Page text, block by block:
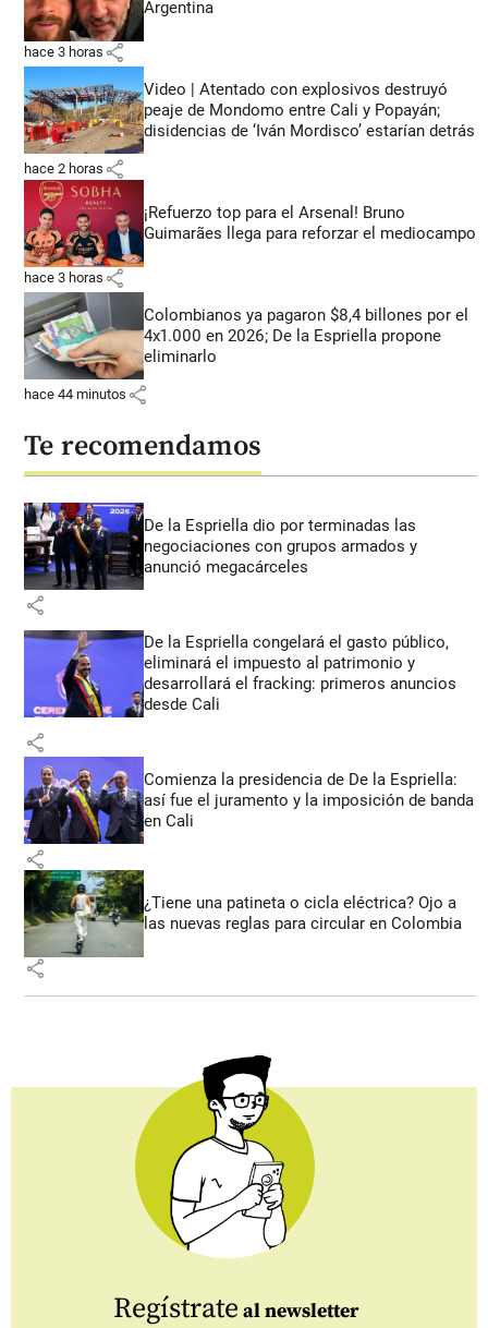
Argentina
hace 3 horas share
Video | Atentado con explosivos destruyó
peaje de Mondomo entre Cali y Popayán;
disidencias de ‘Iván Mordisco’ estarían detrás
hace 2 horas share
¡Refuerzo top para el Arsenal! Bruno
Guimarães llega para reforzar el mediocampo
hace 3 horas share
Colombianos ya pagaron $8,4 billones por el
4x1.000 en 2026; De la Espriella propone
eliminarlo
hace 44 minutos share
Te recomendamos
De la Espriella dio por terminadas las
negociaciones con grupos armados y
anunció megacárceles
share
De la Espriella congelará el gasto público,
eliminará el impuesto al patrimonio y
desarrollará el fracking: primeros anuncios
desde Cali
share
Comienza la presidencia de De la Espriella:
así fue el juramento y la imposición de banda
en Cali
share
¿Tiene una patineta o cicla eléctrica? Ojo a
las nuevas reglas para circular en Colombia
share
Regístrate al newsletter